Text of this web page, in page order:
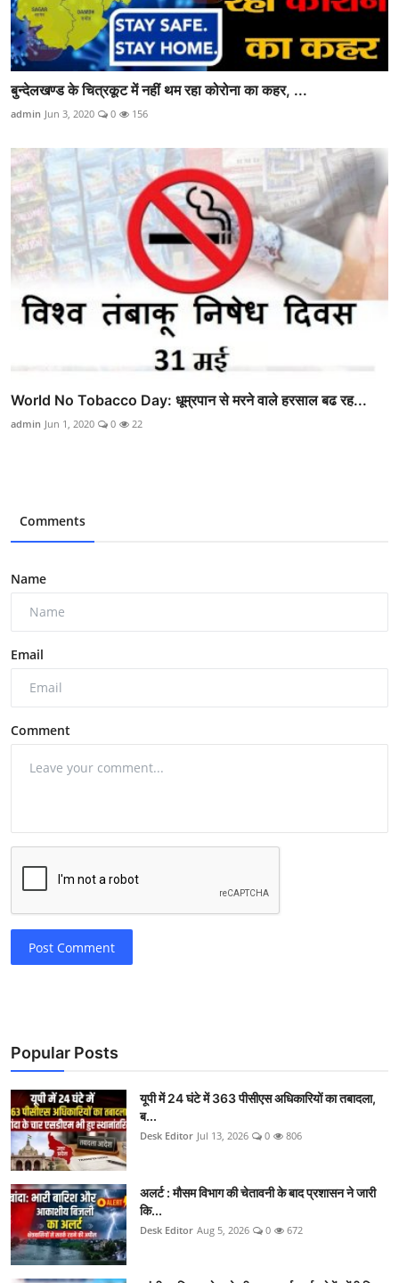
बुन्देलखण्ड के चित्रकूट में नहीं थम रहा कोरोना का कहर, ...
admin Jun 3, 2020 0 156
World No Tobacco Day: धूम्रपान से मरने वाले हरसाल बढ रह...
admin Jun 1, 2020 0 22
Comments
Name
Email
Comment
Post Comment
Popular Posts
यूपी में 24 घंटे में 363 पीसीएस अधिकारियों का तबादला,
ब...
Desk Editor Jul 13, 2026 0 806
अलर्ट : मौसम विभाग की चेतावनी के बाद प्रशासन ने जारी
कि...
Desk Editor Aug 5, 2026 0 672